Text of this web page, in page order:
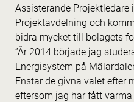
Assisterande Projektledare
Projektavdelning och
bidra mycket till bolagets
”År 2014 började jag
Energisystem på
Enstar de givna valet efter
eftersom jag har fått